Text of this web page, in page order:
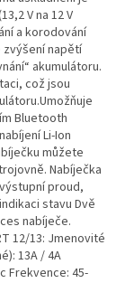
V na 12 V
a korodování
napětí
akumulátoru.
což jsou
Bluetooth
Li-Ion
můžete
Nabíječka
proud,
stavu Dvě
nabíječe.
12/13: Jmenovité
13A / 4A
Frekvence: 45-